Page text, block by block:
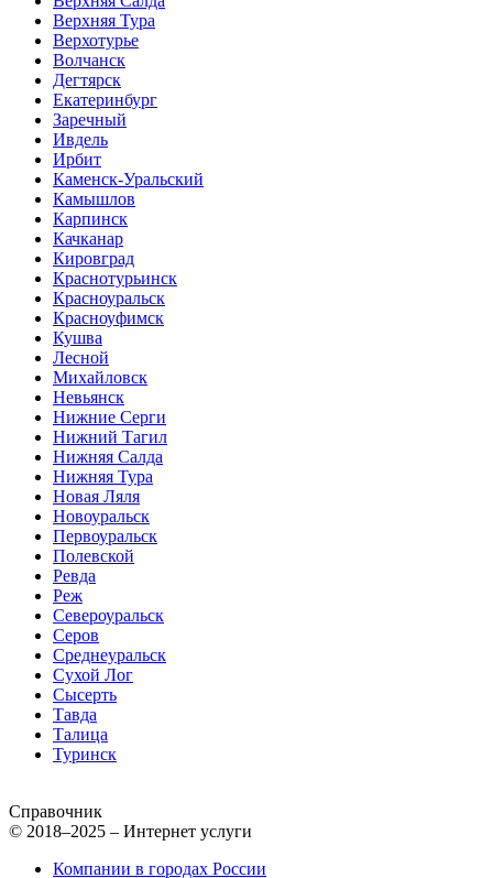
Верхняя Тура
Верхотурье
Волчанск
Дегтярск
Екатеринбург
Заречный
Ивдель
Ирбит
Каменск-Уральский
Камышлов
Карпинск
Качканар
Кировград
Краснотурьинск
Красноуральск
Красноуфимск
Кушва
Лесной
Михайловск
Невьянск
Нижние Серги
Нижний Тагил
Нижняя Салда
Нижняя Тура
Новая Ляля
Новоуральск
Первоуральск
Полевской
Ревда
Реж
Североуральск
Серов
Среднеуральск
Сухой Лог
Сысерть
Тавда
Талица
Туринск
Справочник
© 2018–2025 – Интернет услуги
Компании в городах России